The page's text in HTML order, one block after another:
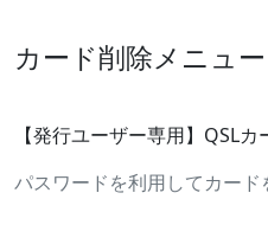
カード削除メニュー
【発行ユーザー専用】QSL
パスワードを利用してカード